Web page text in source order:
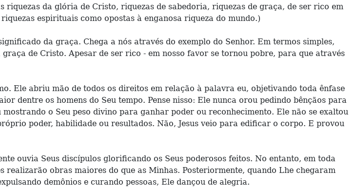
riquezas da glória de Cristo, riquezas de sabedoria, riquezas de graça, de ser rico em
espirituais como opostas à enganosa riqueza do mundo.)
da graça. Chega a nós através do exemplo do Senhor. Em termos simples,
de Cristo. Apesar de ser rico - em nosso favor se tornou pobre, para que através
Ele abriu mão de todos os direitos em relação à palavra eu, objetivando toda ênfase
dentre os homens do Seu tempo. Pense nisso: Ele nunca orou pedindo bênçãos para
o Seu peso divino para ganhar poder ou reconhecimento. Ele não se exaltou
poder, habilidade ou resultados. Não, Jesus veio para edificar o corpo. E provou
ouvia Seus discípulos glorificando os Seus poderosos feitos. No entanto, em toda
realizarão obras maiores do que as Minhas. Posteriormente, quando Lhe chegaram
demônios e curando pessoas, Ele dançou de alegria.